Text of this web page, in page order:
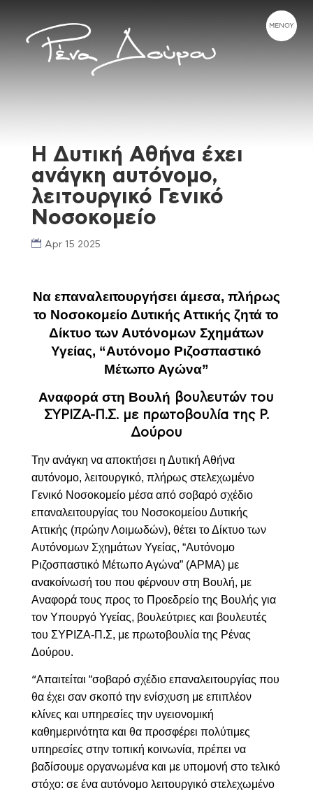
Η Δυτική Αθήνα έχει
ανάγκη αυτόνομο,
λειτουργικό Γενικό
Νοσοκομείο
Apr 15 2025
Να επαναλειτουργήσει άμεσα, πλήρως
το Νοσοκομείο Δυτικής Αττικής ζητά το
Δίκτυο των Αυτόνομων Σχημάτων
Υγείας, “Αυτόνομο Ριζοσπαστικό
Μέτωπο Αγώνα”
Αναφορά στη Βουλή βουλευτών του
ΣΥΡΙΖΑ-Π.Σ. με πρωτοβουλία της Ρ.
Δούρου
Την ανάγκη να αποκτήσει η Δυτική Αθήνα
αυτόνομο, λειτουργικό, πλήρως στελεχωμένο
Γενικό Νοσοκομείο μέσα από σοβαρό σχέδιο
επαναλειτουργίας του Νοσοκομείου Δυτικής
Αττικής (πρώην Λοιμωδών), θέτει το Δίκτυο των
Αυτόνομων Σχημάτων Υγείας, “Αυτόνομο
Ριζοσπαστικό Μέτωπο Αγώνα” (ΑΡΜΑ)με
ανακοίνωσή του που φέρνουν στη Βουλή, με
Αναφορά τους προς το Προεδρείο της Βουλής για
τον Υπουργό Υγείας, βουλεύτριες και βουλευτές
του ΣΥΡΙΖΑ-Π.Σ, με πρωτοβουλία της Ρένας
Δούρου.
“Απαιτείται “σοβαρό σχέδιο επαναλειτουργίας που
θα έχει σαν σκοπό την ενίσχυση με επιπλέον
κλίνες και υπηρεσίες την υγειονομική
καθημερινότητα και θα προσφέρει πολύτιμες
υπηρεσίες στην τοπική κοινωνία, πρέπει να
βαδίσουμε οργανωμένα και με υπομονή στο τελικό
στόχο: σε ένα αυτόνομο λειτουργικό στελεχωμένο